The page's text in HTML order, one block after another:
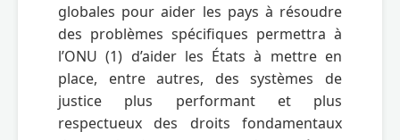
globales pour aider les pays à résoudre
des problèmes spécifiques permettra à
l’ONU (1) d’aider les États à mettre en
place, entre autres, des systèmes de
justice plus performant et plus
respectueux des droits fondamentaux